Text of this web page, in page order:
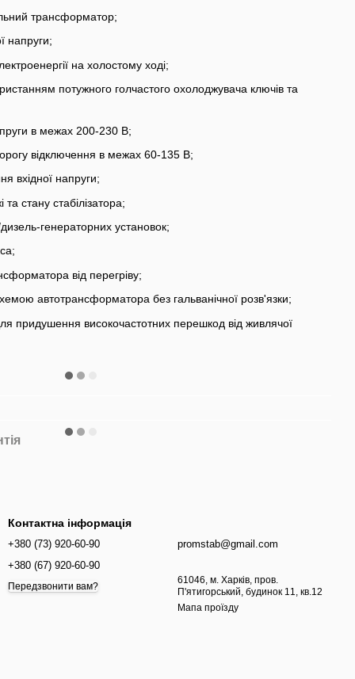
трансформатор;
напруги;
на холостому ході;
потужного голчастого охолоджувача ключів та
в межах 200-230 В;
відключення в межах 60-135 В;
вхідної напруги;
стану стабілізатора;
генераторних установок;
від перегріву;
автотрансформатора без гальванічної розв'язки;
придушення високочастотних перешкод від живлячої
Контактна інформація
+380 (73) 920-60-90
+380 (67) 920-60-90
Передзвонити вам?
promstab@gmail.com
61046, м. Харків, пров.
П'ятигорський, будинок 11, кв.12
Мапа проїзду